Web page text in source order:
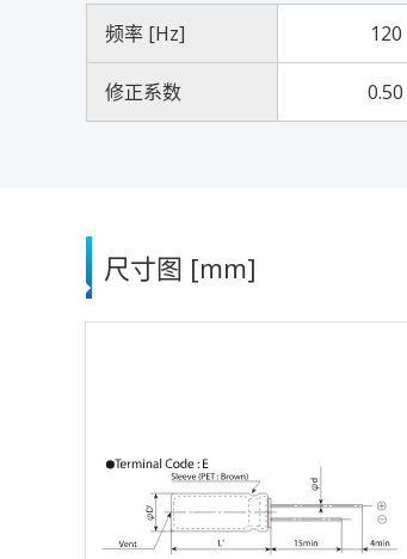
频率 [Hz] 120
修正系数 0.50
尺寸图 [mm]